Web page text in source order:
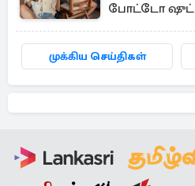
போட்டோ ஷுட்
முக்கிய செய்திகள்